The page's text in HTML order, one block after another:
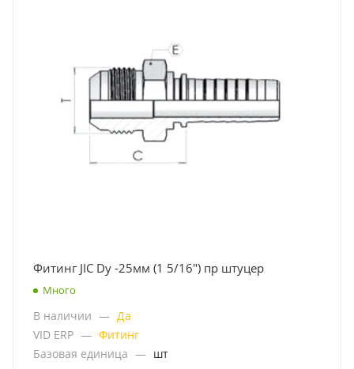
Фитинг JIC Dу -25мм (1 5/16") пр штуцер
Много
В наличии — Да
VID ERP — Фитинг
Базовая единица — шт